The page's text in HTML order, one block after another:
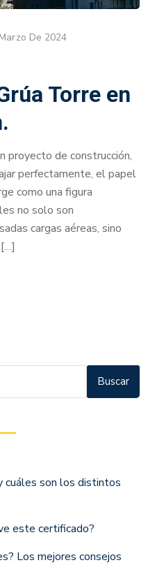
De 2024
Torre en
proyecto de construcción,
perfectamente, el papel
como una figura
no solo son
cargas aéreas, sino
Buscar
cuáles son los distintos
este certificado?
Los mejores consejos